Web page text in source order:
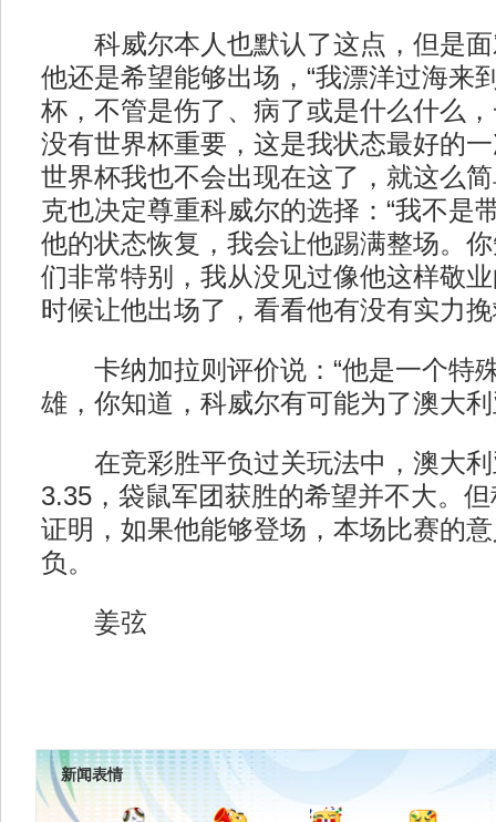
科威尔本人也默认了这点，但是面
他还是希望能够出场，“我漂洋过海来
杯，不管是伤了、病了或是什么什么
没有世界杯重要，这是我状态最好的
世界杯我也不会出现在这了，就这么
克也决定尊重科威尔的选择：“我不是
他的状态恢复，我会让他踢满整场。
们非常特别，我从没见过像他这样敬
时候让他出场了，看看他有没有实力挽
卡纳加拉则评价说：“他是一个特
雄，你知道，科威尔有可能为了澳大利
在竞彩胜平负过关玩法中，澳大利
3.35，袋鼠军团获胜的希望并不大。
证明，如果他能够登场，本场比赛的
负。
姜弦
新闻表情